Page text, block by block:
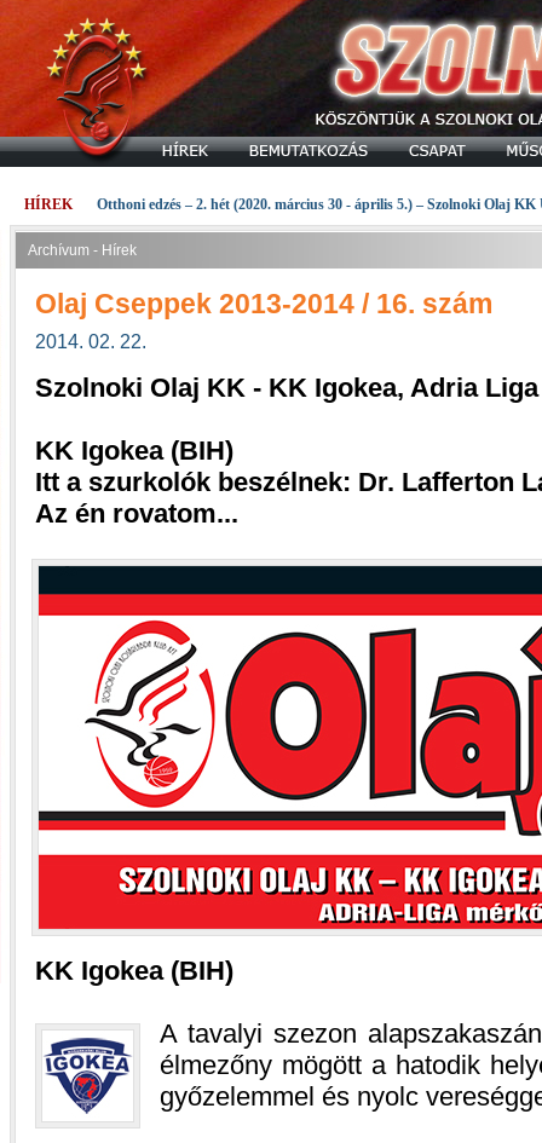
HÍREK Otthoni edzés – 2. hét (2020. március 30 - április 5.) – Szolnoki Olaj KK
Archívum - Hírek
Olaj Cseppek 2013-2014 / 16. szám
2014. 02. 22.
Szolnoki Olaj KK - KK Igokea, Adria
KK Igokea (BIH)
Itt a szurkolók beszélnek: Dr. Lafferton
Az én rovatom...
KK Igokea (BIH)
A tavalyi szezon
élmezőny mögött a hatodik
győzelemmel és nyolc